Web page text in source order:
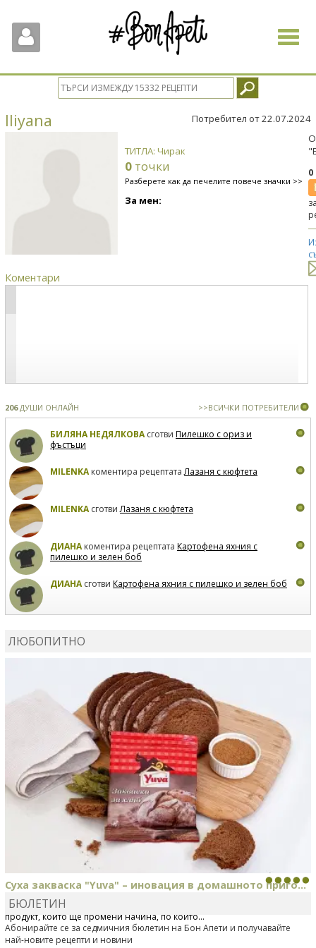
Toggle
Iliyana Потребител от 22.07.2024
ТИТЛА: Чирак
0 точки
Разберете как да печелите повече значки >>
За мен:
Коментари
206ДУШИ ОНЛАЙН >>ВСИЧКИ ПОТРЕБИТЕЛИ
БИЛЯНА НЕДЯЛКОВАсготви Пилешко с ориз и
фъстъци
MILENKAкоментира рецептатаЛазаня с кюфтета
MILENKAсготвиЛазаня с кюфтета
ДИАНАкоментира рецептата Картофена яхния с
пилешко и зелен боб
ДИАНАсготви Картофена яхния с пилешко и зелен боб
ЛЮБОПИТНО
Суха закваска "Yuva" – иновация в домашното приго...
Отскоро Лесафр България стартира предлагането на изцяло нов
продукт, който ще промени начина, по който...
БЮЛЕТИН
Абонирайте се за седмичния бюлетин на Бон Апети и получавайте
най-новите рецепти и новини